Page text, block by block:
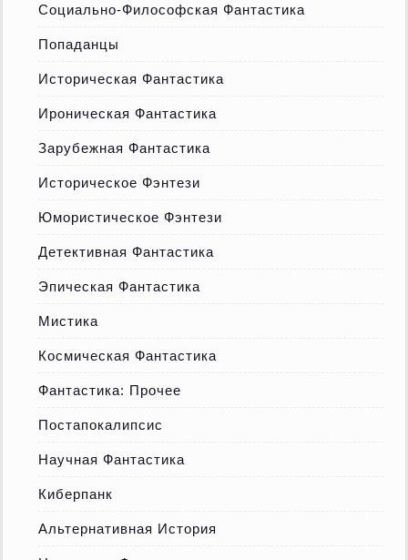
Социально-Философская Фантастика
Попаданцы
Историческая Фантастика
Ироническая Фантастика
Зарубежная Фантастика
Историческое Фэнтези
Юмористическое Фэнтези
Детективная Фантастика
Эпическая Фантастика
Мистика
Космическая Фантастика
Фантастика: Прочее
Постапокалипсис
Научная Фантастика
Киберпанк
Альтернативная История